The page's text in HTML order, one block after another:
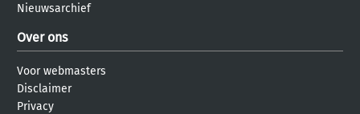
Nieuwsarchief
Over ons
Voor webmasters
Disclaimer
Privacy